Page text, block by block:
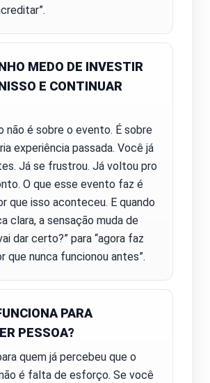
MEDO DE INVESTIR
E CONTINUAR
não é sobre o evento. É sobre
experiência passada. Você já
Já se frustrou. Já voltou pro
O que esse evento faz é
que isso aconteceu. E quando
clara, a sensação muda de
dar certo?” para “agora faz
que nunca funcionou antes”.
PARA
PESSOA?
quem já percebeu que o
é falta de esforço. Se você